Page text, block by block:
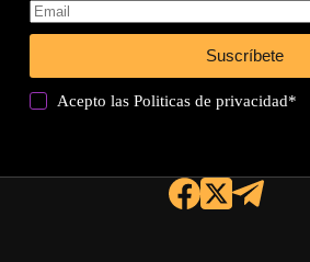
Suscríbete
Acepto lasPoliticas de privacidad*